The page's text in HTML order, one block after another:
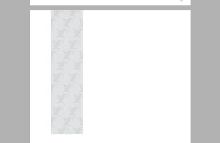
חלק ראשון מבואות ... 7